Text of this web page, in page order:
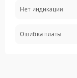
Нет индикации
Ошибка платы